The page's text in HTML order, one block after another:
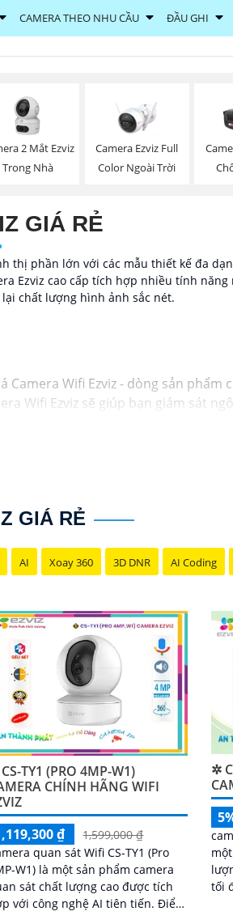
CAMERA THEO NHU CẦU ĐẦU GHI
2 Mắt Ezviz
Trong Nhà
Camera Ezviz Full
Color Ngoài Trời
GIÁ RẺ
thị phần lớn với các mẫu thiết kế đa
Ezviz cao cấp tích hợp nhiều tính
chất lượng hình ảnh sắc nét.
Wifi Ezviz - dòng sản phẩm
Wifi Ezviz sẽ giúp bạn giám sát
giải cao, cho phép bạn theo dõi
gia đình của bạn ngay hôm nay!"
GIÁ RẺ
AI Xoay 360 3D DNR AI Coding
TY1 (PRO 4MP-W1)
CHÍNH HÃNG WIFI
₫
1,599,000 ₫
quan sát Wifi CS-TY1 (Pro
W1) là một sản phẩm camera
sát chất lượng cao được tích
với công nghệ AI tiên tiến. Điểm
✲
tối